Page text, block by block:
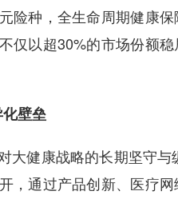
险种，全生命周期健康
仅以超30%的市场份额
壁垒
健康战略的长期坚守与
，通过产品创新、医疗